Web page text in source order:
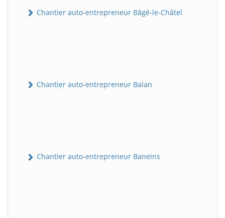
Chantier auto-entrepreneur Bâgé-le-Châtel
Chantier auto-entrepreneur Balan
Chantier auto-entrepreneur Baneins